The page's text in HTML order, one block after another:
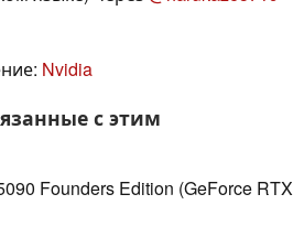
Nvidia
с этим
Founders Edition (GeForce RTX